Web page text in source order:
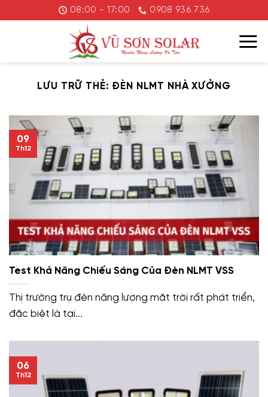
đến
08:00 - 17:00 0908 936 736
LƯU TRỮ THẺ: ĐÈN NLMT NHÀ XƯỞNG
Test Khả Năng Chiếu Sáng Của Đèn NLMT VSS
Thị trường trụ đèn năng lượng mặt trời rất phát triển,
đặc biệt là tại...
09
Th12
06
Th12